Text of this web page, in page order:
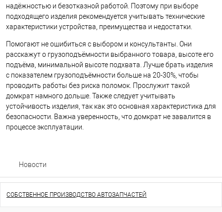
надёжностью и безотказной работой. Поэтому при выборе
подходящего изделия рекомендуется учитывать технические
характеристики устройства, преимущества и недостатки.
Помогают не ошибиться с выбором и консультанты. Они
расскажут о грузоподъёмности выбранного товара, высоте его
подъёма, минимальной высоте подхвата. Лучше брать изделия
с показателем грузоподъёмности больше на 20-30%, чтобы
проводить работы без риска поломок. Прослужит такой
домкрат намного дольше. Также следует учитывать
устойчивость изделия, так как это основная характеристика для
безопасности. Важна уверенность, что домкрат не завалится в
процессе эксплуатации.
Новости
СОБСТВЕННОЕ ПРОИЗВОДСТВО АВТОЗАПЧАСТЕЙ